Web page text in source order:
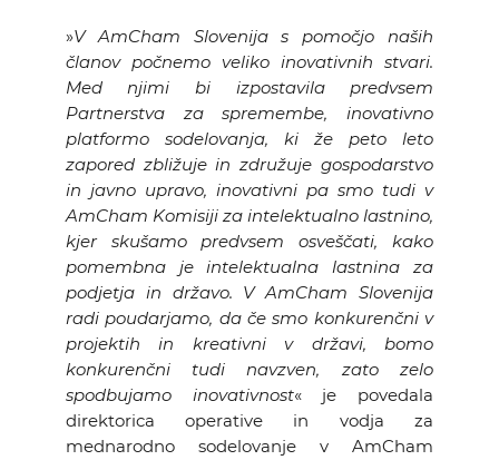
»V AmCham Slovenija s pomočjo naših
članov počnemo veliko inovativnih stvari.
Med njimi bi izpostavila predvsem
Partnerstva za spremembe, inovativno
platformo sodelovanja, ki že peto leto
zapored zbližuje in združuje gospodarstvo
in javno upravo, inovativni pa smo tudi v
AmCham Komisiji za intelektualno lastnino,
kjer skušamo predvsem osveščati, kako
pomembna je intelektualna lastnina za
podjetja in državo. V AmCham Slovenija
radi poudarjamo, da če smo konkurenčni v
projektih in kreativni v državi, bomo
konkurenčni tudi navzven, zato zelo
spodbujamo inovativnost« je povedala
direktorica operative in vodja za
mednarodno sodelovanje v AmCham